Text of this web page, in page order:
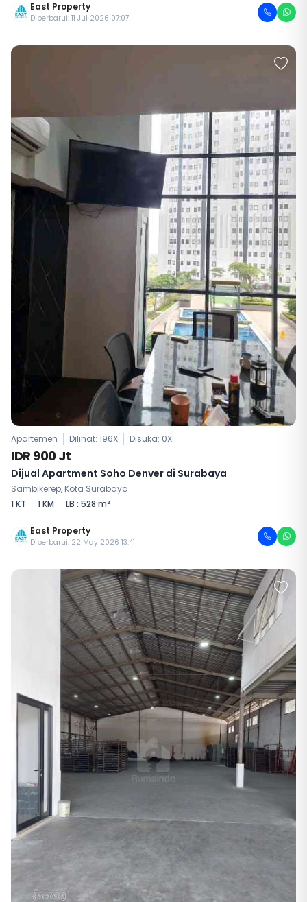
East Property
Diperbarui: 11 Jul 2026 07:07
Apartemen Dilihat: 196X Disuka: 0X
IDR 900 Jt
Dijual Apartment Soho Denver di Surabaya
Sambikerep, Kota Surabaya
1 KT
1 KM LB : 528 m²
East Property
Diperbarui: 22 May 2026 13:41